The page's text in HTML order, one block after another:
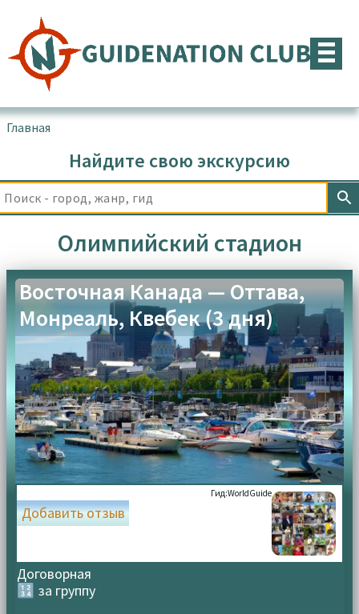
содержимому
Главная
Найдите свою экскурсию
Олимпийский стадион
Восточная Канада — Оттава,
Монреаль, Квебек (3 дня)
Гид:WorldGuide
Договорная
🔢 за группу
Добавить отзыв